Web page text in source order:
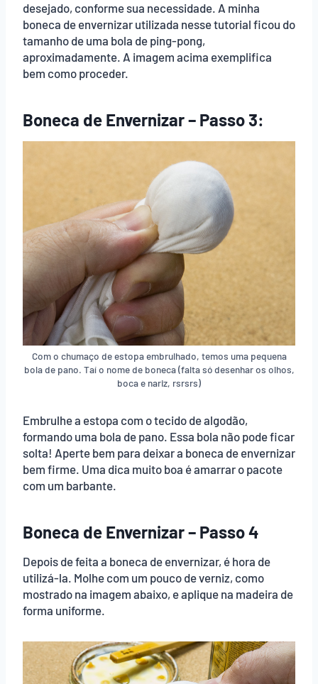
desejado, conforme sua necessidade. A minha
boneca de envernizar utilizada nesse tutorial ficou do
tamanho de uma bola de ping-pong,
aproximadamente. A imagem acima exemplifica
bem como proceder.
Boneca de Envernizar – Passo 3:
Com o chumaço de estopa embrulhado, temos uma pequena
bola de pano. Taí o nome de boneca (falta só desenhar os olhos,
boca e nariz, rsrsrs)
Embrulhe a estopa com o tecido de algodão,
formando uma bola de pano. Essa bola não pode ficar
solta! Aperte bem para deixar a boneca de envernizar
bem firme. Uma dica muito boa é amarrar o pacote
com um barbante.
Boneca de Envernizar – Passo 4
Depois de feita a boneca de envernizar, é hora de
utilizá-la. Molhe com um pouco de verniz, como
mostrado na imagem abaixo, e aplique na madeira de
forma uniforme.